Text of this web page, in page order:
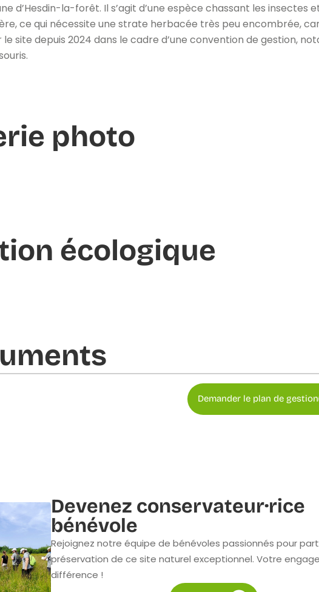
d’Hesdin-la-forêt. Il s’agit d’une espèce chassant les
ce qui nécessite une strate herbacée très peu encombrée,
site depuis 2024 dans le cadre d’une convention de gestion,
photo
écologique
Demander le plan de gestion
Devenez conservateur·rice
bénévole
Rejoignez notre équipe de bénévoles passionnés pour
préservation de ce site naturel exceptionnel. Votre
différence !